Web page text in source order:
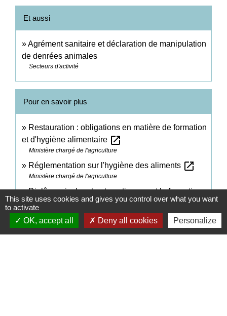
Et aussi
Agrément sanitaire et déclaration de manipulation
de denrées animales
Secteurs d'activité
Pour en savoir plus
Restauration : obligations en matière de formation
et d'hygiène alimentaire open_in_new
Ministère chargé de l'agriculture
Réglementation sur l'hygiène des aliments open_in_new
Ministère chargé de l'agriculture
Diplômes incluant automatiquement la formation
hygiène obligatoire (HACCP) open_in_new
Ministère chargé de l'éducation
This site uses cookies and gives you control over what you want
to activate
OK, accept all
Deny all cookies Personalize